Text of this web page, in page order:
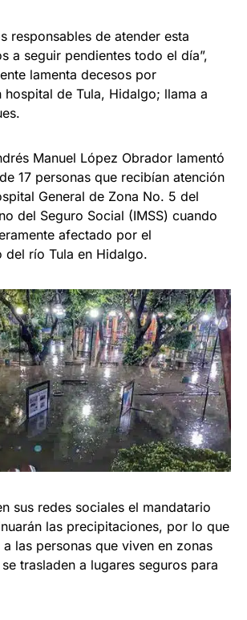
responsables de atender esta
a seguir pendientes todo el día”,
lamenta decesos por
hospital de Tula, Hidalgo; llama a
Manuel López Obrador lamentó
17 personas que recibían atención
General de Zona No. 5 del
del Seguro Social (IMSS) cuando
afectado por el
del río Tula en Hidalgo.
sus redes sociales el mandatario
las precipitaciones, por lo que
las personas que viven en zonas
trasladen a lugares seguros para